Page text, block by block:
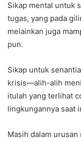
Sikap mental untuk
tugas, yang pada
melainkan juga
pun.
Sikap untuk
krisis—alih-alih
itulah yang terlihat
lingkungannya saat
Masih dalam